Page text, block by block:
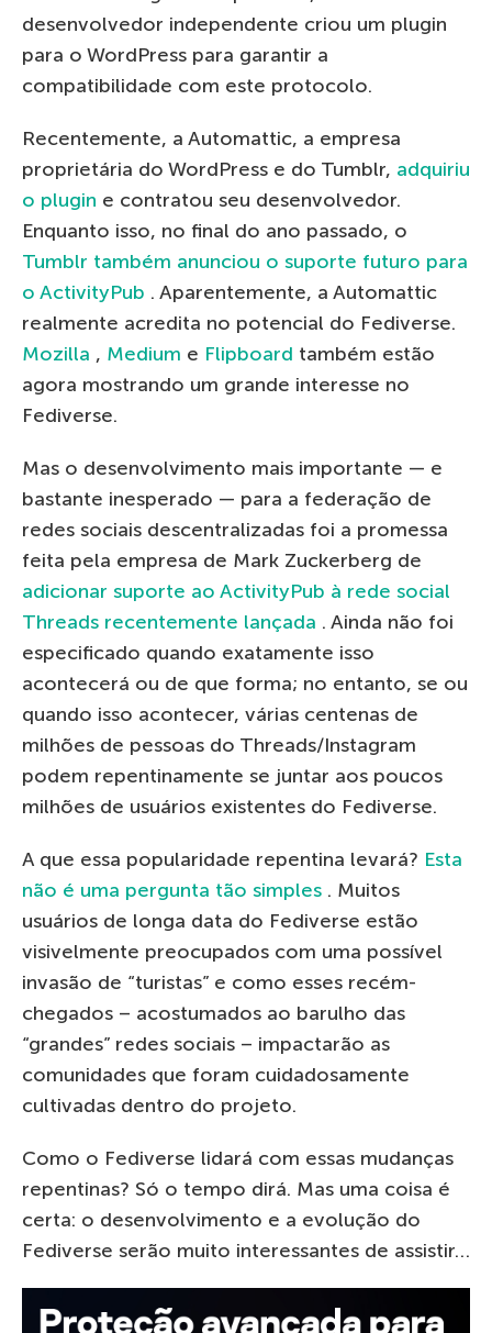
desenvolvedor independente criou um plugin
para o WordPress para garantir a
compatibilidade com este protocolo.
Recentemente, a Automattic, a empresa
proprietária do WordPress e do Tumblr, adquiriu
o plugin e contratou seu desenvolvedor.
Enquanto isso, no final do ano passado, o
Tumblr também anunciou o suporte futuro para
o ActivityPub . Aparentemente, a Automattic
realmente acredita no potencial do Fediverse.
Mozilla , Medium e Flipboard também estão
agora mostrando um grande interesse no
Fediverse.
Mas o desenvolvimento mais importante — e
bastante inesperado — para a federação de
redes sociais descentralizadas foi a promessa
feita pela empresa de Mark Zuckerberg de
adicionar suporte ao ActivityPub à rede social
Threads recentemente lançada . Ainda não foi
especificado quando exatamente isso
acontecerá ou de que forma; no entanto, se ou
quando isso acontecer, várias centenas de
milhões de pessoas do Threads/Instagram
podem repentinamente se juntar aos poucos
milhões de usuários existentes do Fediverse.
A que essa popularidade repentina levará? Esta
não é uma pergunta tão simples . Muitos
usuários de longa data do Fediverse estão
visivelmente preocupados com uma possível
invasão de “turistas” e como esses recém-
chegados – acostumados ao barulho das
“grandes” redes sociais – impactarão as
comunidades que foram cuidadosamente
cultivadas dentro do projeto.
Como o Fediverse lidará com essas mudanças
repentinas? Só o tempo dirá. Mas uma coisa é
certa: o desenvolvimento e a evolução do
Fediverse serão muito interessantes de assistir…